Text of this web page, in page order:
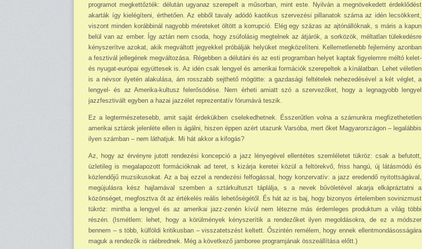
programot megkettőzték: délután ugyanaz szerepelt a műsorban, mint este. Nyilván a megnövekedett érdeklődést
akarták így kielégíteni, érthetően. Az ebből tavaly adódó kaotikus szervezési pillanatok száma az idén lecsökkent,
viszont minden korábbinál nagyobb méreteket öltött a korrupció. Elég egy százas az ajtónállóknak, s máris a kapun
belül van az ember. Így aztán nem csoda, hogy zsúfolásig megtelnek az átjárók, a sorközök, méltatlan tülekedésre
kényszerítve azokat, akik megváltott jegyekkel próbálják helyüket megközelíteni. Kellemetlenebb fejlemény azonban
a fesztivál jellegének megváltozása. Régebben a délutáni és az esti programban helyet kaptak figyelemre méltó kelet-
és nyugat-európai együttesek is. Az idén csak lengyel és amerikai formációk szerepeltek a kínálatban. Lehet véletlen
is a névsor ilyetén alakulása, ám rosszabb sejthető mö­götte: a gazdasági feltételek nehezedésével a két véglet, a
lengyel- és az Amerika-kultusz fele­rősödése. Nem érheti amiatt szó a szervezőket, hogy a legnagyobb lengyel
jazzfesztivált egyben a hazai jazzélet reprezentatív fórumává teszik.
Ez a legtermészetesebb, amit saját érdekükben cselekedhetnek. Ésszerűtlen volna a szá­munkra megfizethetetlen
amerikai sztárok jelenléte ellen is ágálni, hiszen éppen azért utazunk Varsóba, mert őket Magyarországon – legalábbis
ilyen számban – nem láthatjuk. Mi hát akkor a kifogás?
Az, hogy az érvényre jutott rendezési koncepció a jazz lényegével ellentétes szemléletet tükröz: csak a befutott,
üzletileg is megalapozott formációknak ad teret, s kizárja keretei közül a feltörekvő, friss hangú, új látásmódú és
közlendőjű muzsikusokat. Az a baj ezzel a rendezési felfogással, hogy konzervatív: a jazz eredendő nyitottságával,
megújulásra kész hajlamával szemben a sztárkultuszt táplálja, s a nevek bűvöletével akarja elkápráztatni a
közönséget, megfosztva őt az értékelés reális lehetőségétől. És hát az is baj, hogy bizonyos értelemben sovinizmust
tükröz: mintha a lengyel és az amerikai jazz-zenén kívül nem létezne más érdem­leges produktum a világ többi
részén. (Ismétlem: lehet, hogy a körülmények kényszerítik a rendezőket ilyen megoldásokra, de ez a módszer
bennem – s több, külföldi kritikusban – visszatetszést keltett. Őszintén remélem, hogy ennek ellentmondásosságára
maguk a rendezők is ráébrednek. Még a következő jamboree programjának összeállítása előtt.)